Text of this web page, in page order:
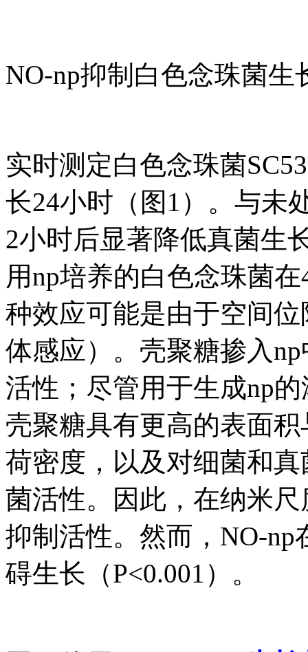
NO-np抑制白色念珠菌生
实时测定白色念珠菌
长24小时（图1）。与未
2小时后显著降低真菌生
用np培养的白色念珠菌
种效应可能是由于空间
体感应）。壳聚糖掺入
活性；尽管用于生成np
壳聚糖具有更高的表面
荷密度，以及对细菌和
菌活性。因此，在纳米
抑制活性。然而，NO-np
碍生长（P<0.001）。